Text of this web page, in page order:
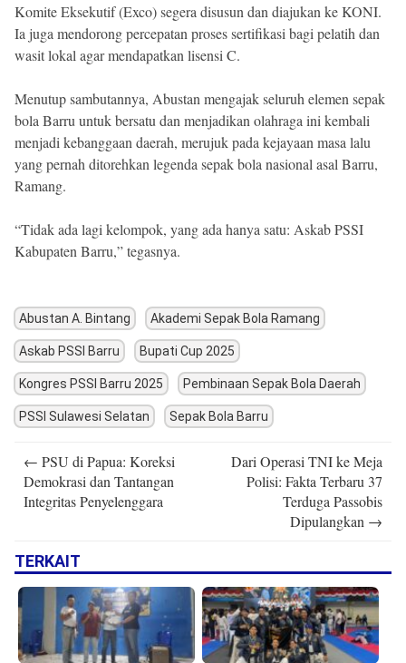
Komite Eksekutif (Exco) segera disusun dan diajukan ke KONI.
Ia juga mendorong percepatan proses sertifikasi bagi pelatih dan
wasit lokal agar mendapatkan lisensi C.
Menutup sambutannya, Abustan mengajak seluruh elemen sepak
bola Barru untuk bersatu dan menjadikan olahraga ini kembali
menjadi kebanggaan daerah, merujuk pada kejayaan masa lalu
yang pernah ditorehkan legenda sepak bola nasional asal Barru,
Ramang.
“Tidak ada lagi kelompok, yang ada hanya satu: Askab PSSI
Kabupaten Barru,” tegasnya.
Abustan A. Bintang Akademi Sepak Bola Ramang
Askab PSSI Barru Bupati Cup 2025
Kongres PSSI Barru 2025 Pembinaan Sepak Bola Daerah
PSSI Sulawesi Selatan Sepak Bola Barru
navigation
← PSU di Papua: Koreksi
Demokrasi dan Tantangan
Integritas Penyelenggara
Dari Operasi TNI ke Meja
Polisi: Fakta Terbaru 37
Terduga Passobis
Dipulangkan →
TERKAIT